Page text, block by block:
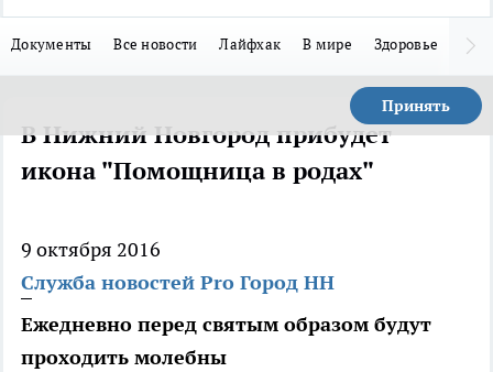
Документы Все новости Лайфхак В мире Здоровье
Принять
В Нижний Новгород прибудет
икона "Помощница в родах"
9 октября 2016
Служба новостей Pro Город НН
Ежедневно перед святым образом будут
проходить молебны